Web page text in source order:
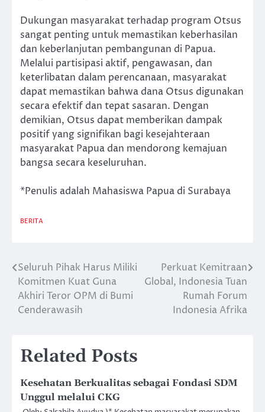
Dukungan masyarakat terhadap program Otsus
sangat penting untuk memastikan keberhasilan
dan keberlanjutan pembangunan di Papua.
Melalui partisipasi aktif, pengawasan, dan
keterlibatan dalam perencanaan, masyarakat
dapat memastikan bahwa dana Otsus digunakan
secara efektif dan tepat sasaran. Dengan
demikian, Otsus dapat memberikan dampak
positif yang signifikan bagi kesejahteraan
masyarakat Papua dan mendorong kemajuan
bangsa secara keseluruhan.
*Penulis adalah Mahasiswa Papua di Surabaya
BERITA
Post
navigation
Seluruh Pihak Harus Miliki
Komitmen Kuat Guna
Akhiri Teror OPM di Bumi
Cenderawasih
Perkuat Kemitraan
Global, Indonesia Tuan
Rumah Forum
Indonesia Afrika
Related Posts
Kesehatan Berkualitas sebagai Fondasi SDM
Unggul melalui CKG